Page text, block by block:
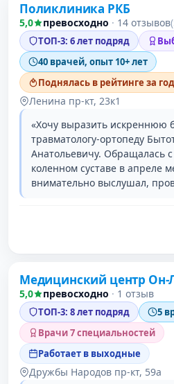
1 место в
Поликлиника РКБ
5,0 превосходно · 14 отзывов
ТОП-3: 6 лет подряд
40 врачей, опыт 10+ лет
Поднялась в рейтинге за год
Ленина пр-кт, 23к1
«Хочу выразить искреннюю
травматологу-ортопеду
Анатольевичу. Обращалась
коленном суставе в апреле
внимательно выслушал,
2 место в
Медицинский центр Он-
5,0 превосходно · 1 отзыв
ТОП-3: 8 лет подряд
5
Врачи 7 специальностей
Работает в выходные
Дружбы Народов пр-кт, 59а